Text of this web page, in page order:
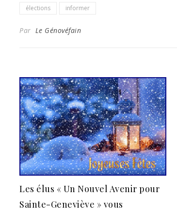
élections informer
Par Le Génovéfain
Les élus « Un Nouvel Avenir pour
Sainte-Geneviève » vous